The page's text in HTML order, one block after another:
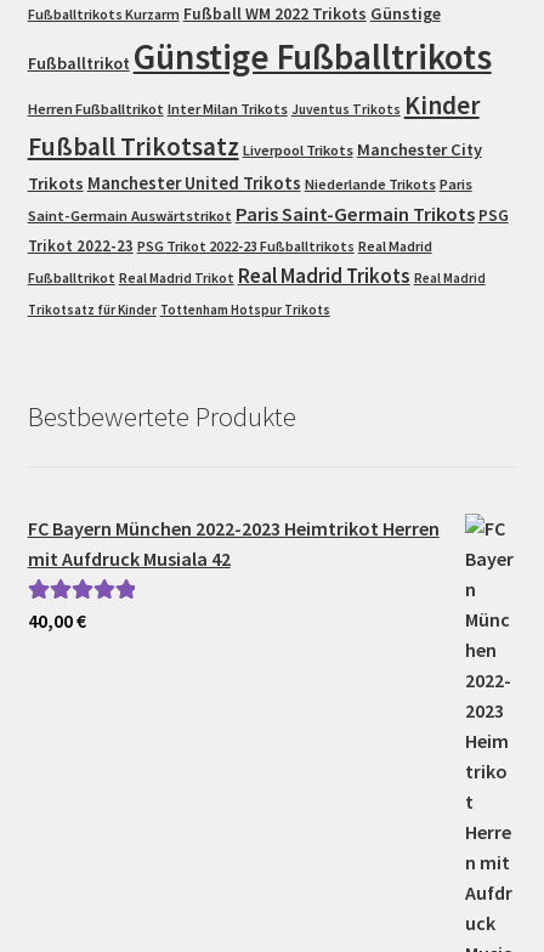
Fußballtrikots Kurzarm Fußball WM 2022 Trikots Günstige
Fußballtrikot Günstige Fußballtrikots
Herren Fußballtrikot Inter Milan Trikots Juventus Trikots Kinder
Fußball Trikotsatz Liverpool Trikots Manchester City
Trikots Manchester United Trikots Niederlande Trikots Paris
Saint-Germain Auswärtstrikot Paris Saint-Germain Trikots PSG
Trikot 2022-23 PSG Trikot 2022-23 Fußballtrikots Real Madrid
Fußballtrikot Real Madrid Trikot Real Madrid Trikots Real Madrid
Trikotsatz für Kinder Tottenham Hotspur Trikots
Bestbewertete Produkte
FC Bayern München 2022-2023 Heimtrikot Herren
mit Aufdruck Musiala 42
Bewertet mit
40,00€